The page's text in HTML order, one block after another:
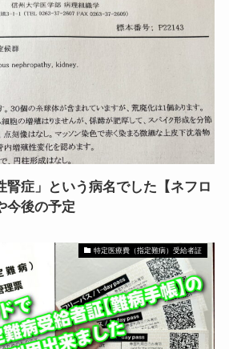
腎症」という病名でした【ネフロ
今後の予定
特定医療費（指定難病）受給者証